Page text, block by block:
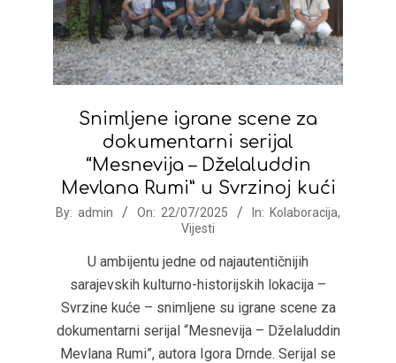
Snimljene igrane scene za
dokumentarni serijal
“Mesnevija – Dželaluddin
Mevlana Rumi” u Svrzinoj kući
2025-
By: admin On: 22/07/2025 In: Kolaboracija,
Vijesti
U ambijentu jedne od najautentičnijih
sarajevskih kulturno-historijskih lokacija –
Svrzine kuće – snimljene su igrane scene za
dokumentarni serijal “Mesnevija – Dželaluddin
Mevlana Rumi”, autora Igora Drnde. Serijal se